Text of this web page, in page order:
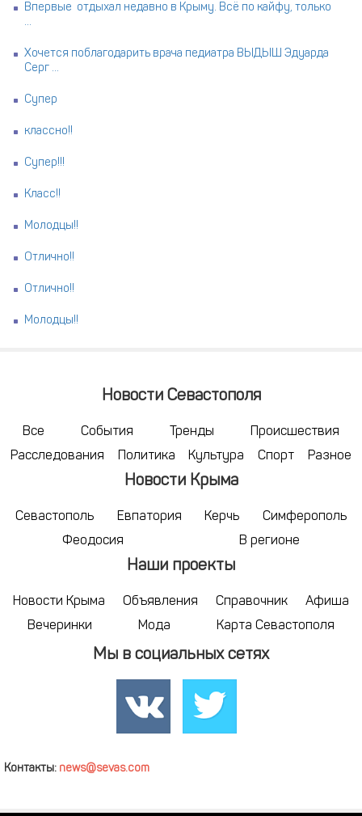
Впервые отдыхал недавно в Крыму. Всё по кайфу, только
...
Хочется поблагодарить врача педиатра ВЫДЫШ Эдуарда
Серг ...
Супер
классно!!
Супер!!!
Класс!!
Молодцы!!
Отлично!!
Отлично!!
Молодцы!!
Новости Севастополя
Все События Тренды
Происшествия
Расследования
Политика Культура Спорт Разное
Новости Крыма
Севастополь Евпатория Керчь
Симферополь
Феодосия
В регионе
Наши проекты
Новости Крыма Объявления Справочник
Афиша
Вечеринки
Мода Карта Севастополя
Мы в социальных сетях
Контакты: news@sevas.com